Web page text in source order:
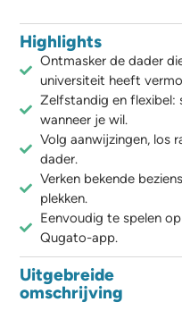
Highlights
Ontmasker de dader
universiteit heeft
Zelfstandig en flexibel:
wanneer je wil.
Volg aanwijzingen, los
dader.
Verken bekende
plekken.
Eenvoudig te spelen
Qugato-app.
Uitgebreide
omschrijving